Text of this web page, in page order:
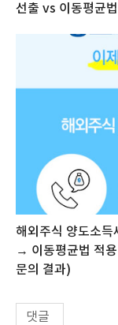
선출 vs 이동평균
해외주식 양도소득
→ 이동평균법 적
문의 결과)
댓글